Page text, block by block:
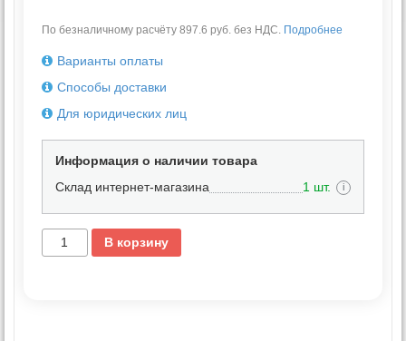
По безналичному расчёту 897.6 руб. без НДС. Подробнее
Варианты оплаты
Способы доставки
Для юридических лиц
Информация о наличии товара
Склад интернет-магазина
1 шт. i
В корзину